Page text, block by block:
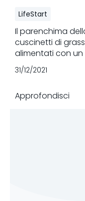
LifeStart
Il parenchima
cuscinetti di
alimentati con
nutrizionali più
maggiore
1,4 g e 173 g contro
31/12/2021
Approfondisci